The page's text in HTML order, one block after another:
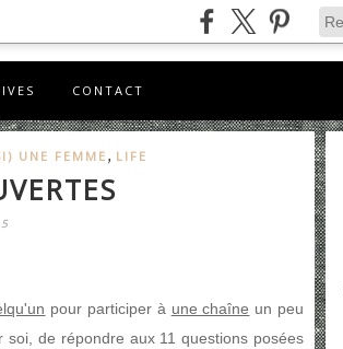
CONTACT
UNE FEMME , LIFE
pour participer à une chaîne un peu
de répondre aux 11 questions posées